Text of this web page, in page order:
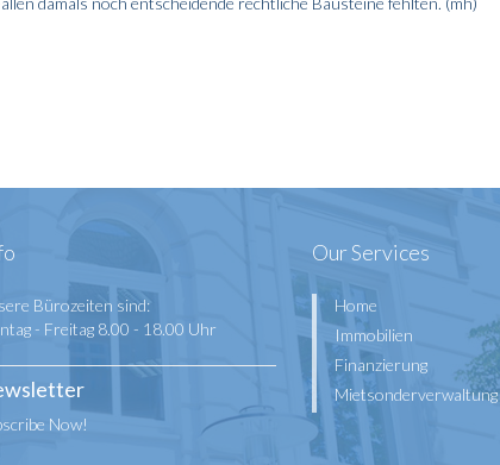
Bürozeiten sind:
- Freitag 8.00 - 18.00 Uhr
Now!
Our Services
Home
Immobilien
Finanzierung
Mietsonderverwaltung